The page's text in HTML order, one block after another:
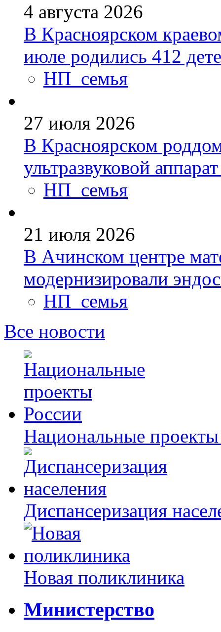
4 августа 2026
В Красноярском
июле родились 412
НП_семья
27 июля 2026
В Красноярском
ультразвуковой
НП_семья
21 июля 2026
В Ачинском центре
модернизировали
НП_семья
Все новости
Национальные
Диспансеризация
Новая поликлиника
Министерство